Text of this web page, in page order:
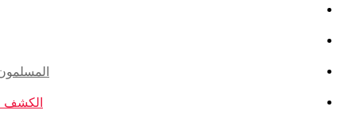
المسلمون
الكشف